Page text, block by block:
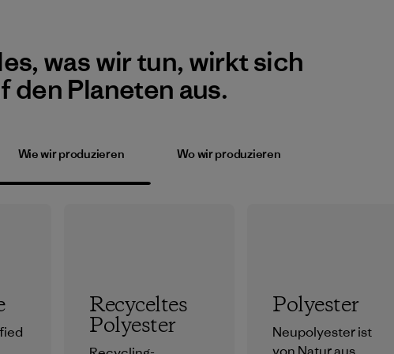
was wir tun, wirkt sich
den Planeten aus.
Wie wir produzieren Wo wir produzieren
Recyceltes
Polyester
Polyester
Neupolyester ist